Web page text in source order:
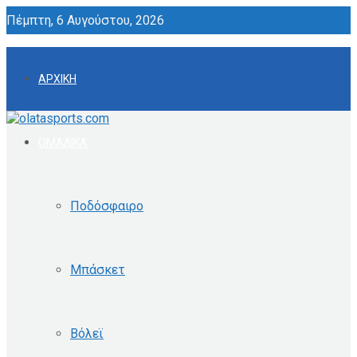
Πέμπτη, 6 Αυγούστου, 2026
ΑΡΧΙΚΗ
Ποδόσφαιρο
Μπάσκετ
Βόλεϊ